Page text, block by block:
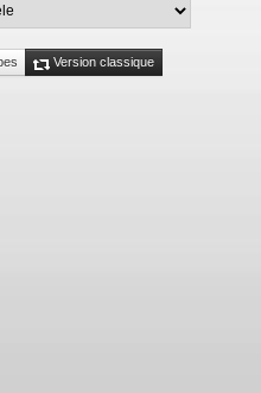
Version classique